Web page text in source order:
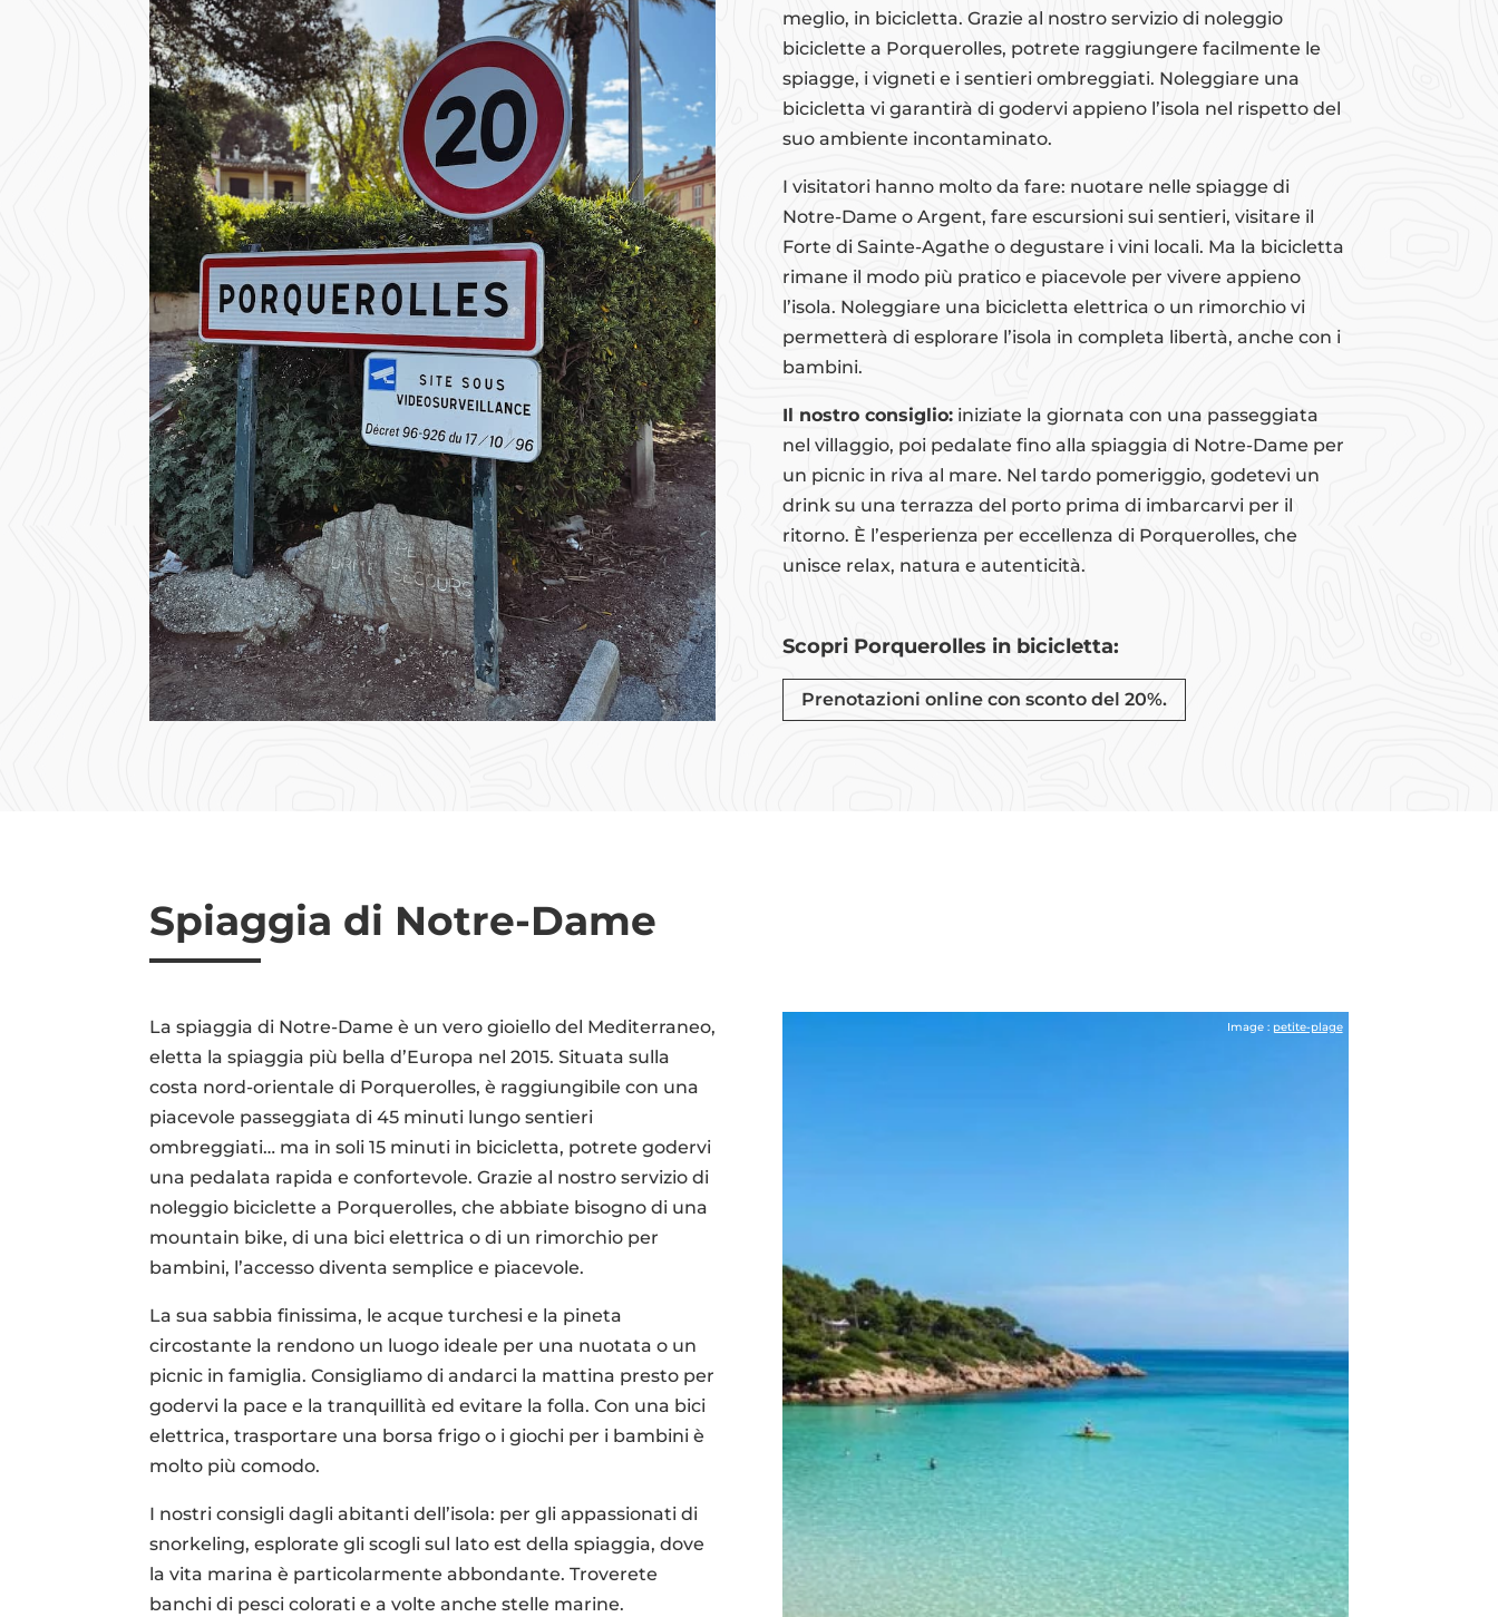
meglio, in bicicletta. Grazie al nostro servizio di noleggio
biciclette a Porquerolles, potrete raggiungere facilmente le
spiagge, i vigneti e i sentieri ombreggiati. Noleggiare una
bicicletta vi garantirà di godervi appieno l’isola nel rispetto del
suo ambiente incontaminato.
I visitatori hanno molto da fare: nuotare nelle spiagge di
Notre-Dame o Argent, fare escursioni sui sentieri, visitare il
Forte di Sainte-Agathe o degustare i vini locali. Ma la bicicletta
rimane il modo più pratico e piacevole per vivere appieno
l’isola. Noleggiare una bicicletta elettrica o un rimorchio vi
permetterà di esplorare l’isola in completa libertà, anche con i
bambini.
Il nostro consiglio:iniziate la giornata con una passeggiata
nel villaggio, poi pedalate fino alla spiaggia di Notre-Dame per
un picnic in riva al mare. Nel tardo pomeriggio, godetevi un
drink su una terrazza del porto prima di imbarcarvi per il
ritorno. È l’esperienza per eccellenza di Porquerolles, che
unisce relax, natura e autenticità.
Scopri Porquerolles in bicicletta:
Prenotazioni online con sconto del 20%.
Spiaggia di Notre-Dame
La spiaggia di Notre-Dame è un vero gioiello del Mediterraneo,
eletta la spiaggia più bella d’Europa nel 2015. Situata sulla
costa nord-orientale di Porquerolles, è raggiungibile con una
piacevole passeggiata di 45 minuti lungo sentieri
ombreggiati… ma in soli 15 minuti in bicicletta, potrete godervi
una pedalata rapida e confortevole. Grazie al nostro servizio di
noleggio biciclette a Porquerolles, che abbiate bisogno di una
mountain bike, di una bici elettrica o di un rimorchio per
bambini, l’accesso diventa semplice e piacevole.
La sua sabbia finissima, le acque turchesi e la pineta
circostante la rendono un luogo ideale per una nuotata o un
picnic in famiglia. Consigliamo di andarci la mattina presto per
godervi la pace e la tranquillità ed evitare la folla. Con una bici
elettrica, trasportare una borsa frigo o i giochi per i bambini è
molto più comodo.
I nostri consigli dagli abitanti dell’isola: per gli appassionati di
snorkeling, esplorate gli scogli sul lato est della spiaggia, dove
la vita marina è particolarmente abbondante. Troverete
banchi di pesci colorati e a volte anche stelle marine.
Image : petite-plage